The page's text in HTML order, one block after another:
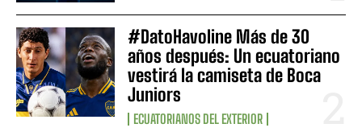
#DatoHavoline Más de 30
años después: Un ecuatoriano
vestirá la camiseta de Boca
Juniors
ECUATORIANOS DEL EXTERIOR